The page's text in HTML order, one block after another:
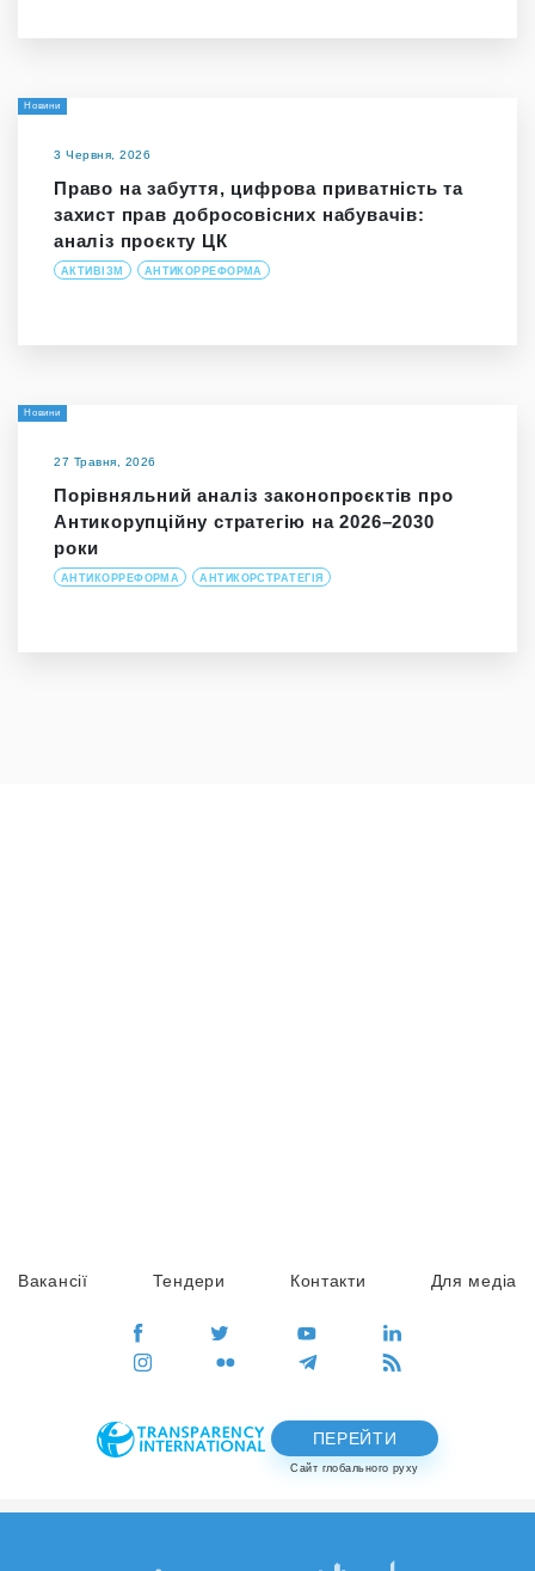
Новини
3 Червня, 2026
Право на забуття, цифрова приватність та
захист прав добросовісних набувачів:
аналіз проєкту ЦК
АКТИВІЗМ АНТИКОРРЕФОРМА
Новини
27 Травня, 2026
Порівняльний аналіз законопроєктів про
Антикорупційну стратегію на 2026–2030
роки
АНТИКОРРЕФОРМА АНТИКОРСТРАТЕГІЯ
Вакансії Тендери Контакти Для медіа
ПЕРЕЙТИ
Сайт глобального руху